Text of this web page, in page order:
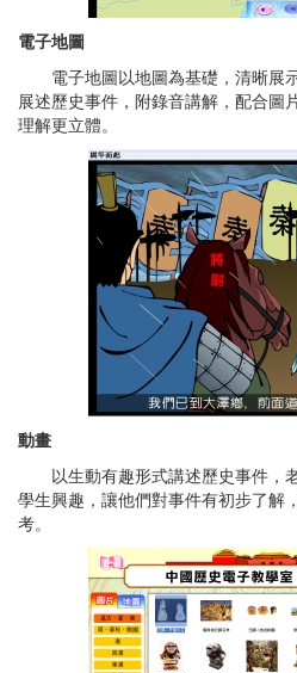
電子地圖
電子地圖以地圖為基礎，清晰展
展述歷史事件，附錄音講解，配合圖
理解更立體。
動畫
以生動有趣形式講述歷史事件，
學生興趣，讓他們對事件有初步了解
考。